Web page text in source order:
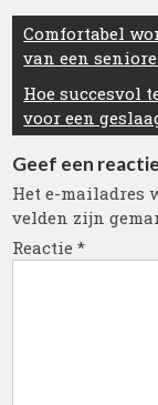
Comfortabel
van een
Hoe succesvol
voor een
Geef een reactie
Het e-mailadres
velden zijn
Reactie*